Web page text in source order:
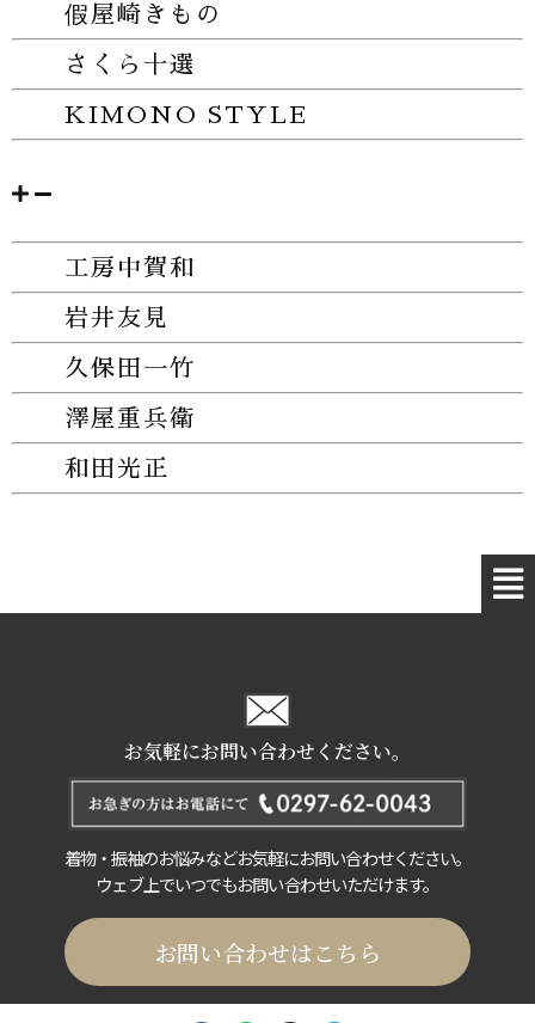
假屋崎きもの
さくら十選
KIMONO STYLE
工房中賀和
岩井友見
久保田一竹
澤屋重兵衛
和田光正
お気軽にお問い合わせください。
着物・振袖のお悩みなどお気軽にお問い合わせください。
ウェブ上でいつでもお問い合わせいただけます。
お問い合わせはこちら